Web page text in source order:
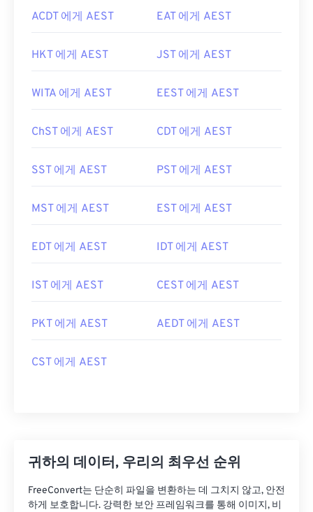
ACDT 에게 AEST EAT 에게 AEST
HKT 에게 AEST JST 에게 AEST
WITA 에게 AEST EEST 에게 AEST
ChST 에게 AEST CDT 에게 AEST
SST 에게 AEST PST 에게 AEST
MST 에게 AEST EST 에게 AEST
EDT 에게 AEST IDT 에게 AEST
IST 에게 AEST CEST 에게 AEST
PKT 에게 AEST AEDT 에게 AEST
CST 에게 AEST
귀하의 데이터, 우리의 최우선 순위
FreeConvert는 단순히 파일을 변환하는 데 그치지 않고, 안전
하게 보호합니다. 강력한 보안 프레임워크를 통해 이미지, 비